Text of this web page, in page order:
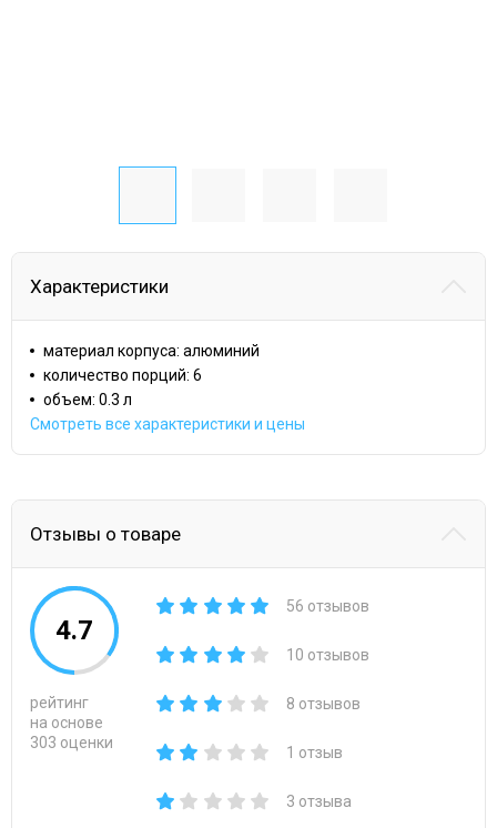
Характеристики
материал корпуса: алюминий
количество порций: 6
объем: 0.3 л
Смотреть все характеристики и цены
Отзывы о товаре
4.7
рейтинг
на основе
303 оценки
56 отзывов
10 отзывов
8 отзывов
1 отзыв
3 отзыва